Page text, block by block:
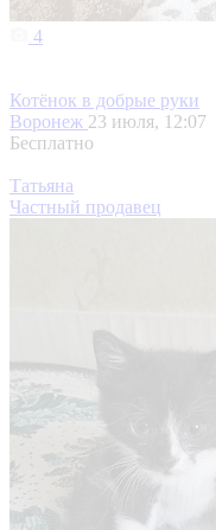
4
Котёнок в добрые руки
Воронеж 23 июля, 12:07
Бесплатно
Татьяна
Частный продавец